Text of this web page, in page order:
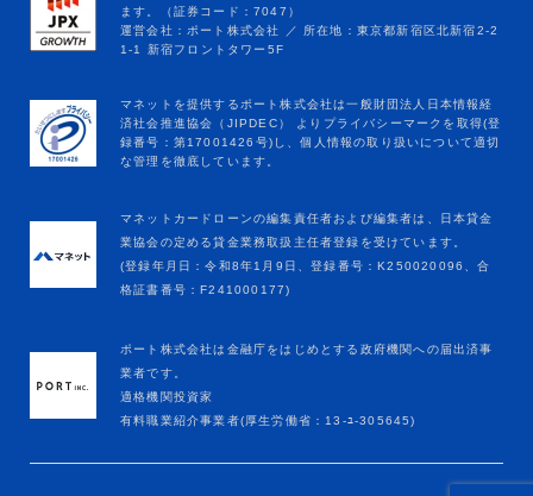
マネットカードローンの編集責任者および編集者は、日本貸金
業協会の定める貸金業務取扱主任者登録を受けています。
(登録年月日：令和8年1月9日、登録番号：K250020096、合
格証書番号：F241000177)
ポート株式会社は金融庁をはじめとする政府機関への届出済事
業者です。
適格機関投資家
有料職業紹介事業者(厚生労働省：13-ﾕ-305645)